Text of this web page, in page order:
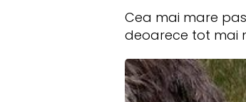
Cea mai mare
deoarece tot mai